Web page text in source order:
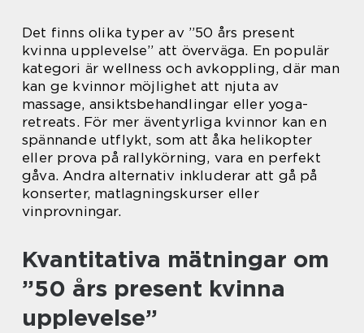
Det finns olika typer av ”50 års present
kvinna upplevelse” att överväga. En populär
kategori är wellness och avkoppling, där man
kan ge kvinnor möjlighet att njuta av
massage, ansiktsbehandlingar eller yoga-
retreats. För mer äventyrliga kvinnor kan en
spännande utflykt, som att åka helikopter
eller prova på rallykörning, vara en perfekt
gåva. Andra alternativ inkluderar att gå på
konserter, matlagningskurser eller
vinprovningar.
Kvantitativa mätningar om
”50 års present kvinna
upplevelse”